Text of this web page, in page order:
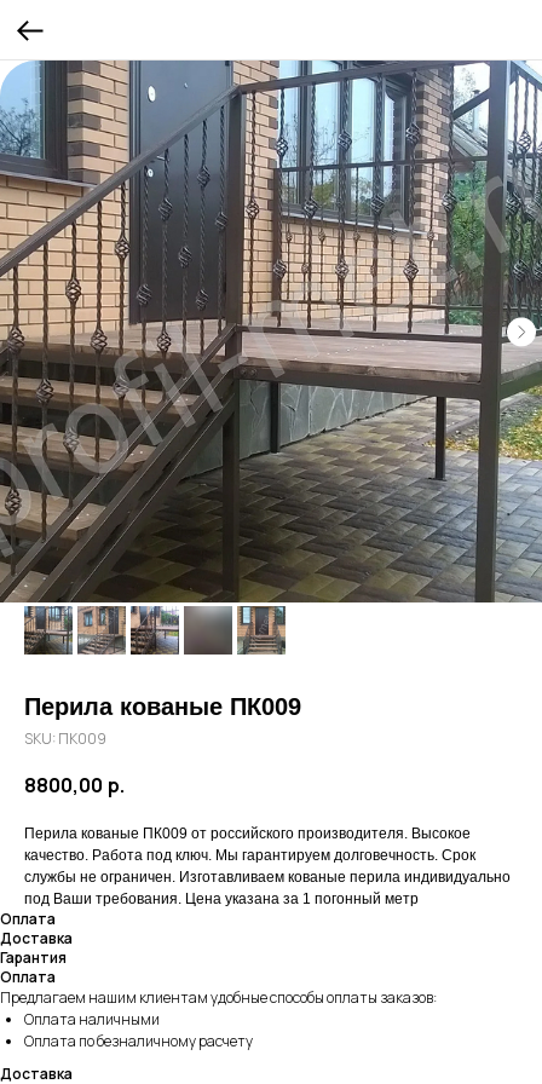
Перила кованые ПК009
SKU: ПК009
8800,00 р.
Перила кованые ПК009 от российского производителя. Высокое
качество. Работа под ключ. Мы гарантируем долговечность. Срок
службы не ограничен. Изготавливаем кованые перила индивидуально
под Ваши требования. Цена указана за 1 погонный метр
Оплата
Доставка
Гарантия
Оплата
Предлагаем нашим клиентам удобные способы оплаты заказов:
Оплата наличными
Оплата по безналичному расчету
Доставка